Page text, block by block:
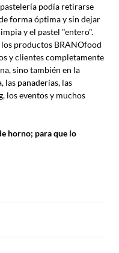
podía retirarse
forma óptima y sin dejar
y el pastel "entero".
los productos BRANOfood
y clientes completamente
sino también en la
panaderías, las
los eventos y muchos
horno; para que lo